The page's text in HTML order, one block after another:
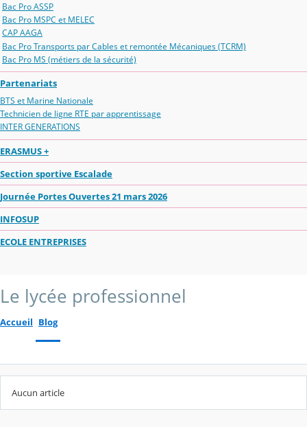
Bac Pro ASSP
Bac Pro MSPC et MELEC
CAP AAGA
Bac Pro Transports par Cables et remontée Mécaniques (TCRM)
Bac Pro MS (métiers de la sécurité)
Partenariats
BTS et Marine Nationale
Technicien de ligne RTE par apprentissage
INTER GENERATIONS
ERASMUS +
Section sportive Escalade
Journée Portes Ouvertes 21 mars 2026
INFOSUP
ECOLE ENTREPRISES
Le lycée professionnel
Accueil Blog
Aucun article